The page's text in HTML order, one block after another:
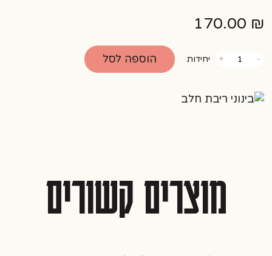
170.00 ₪
-של
+ יחידות הוספה לסל
מוצרים קשורים